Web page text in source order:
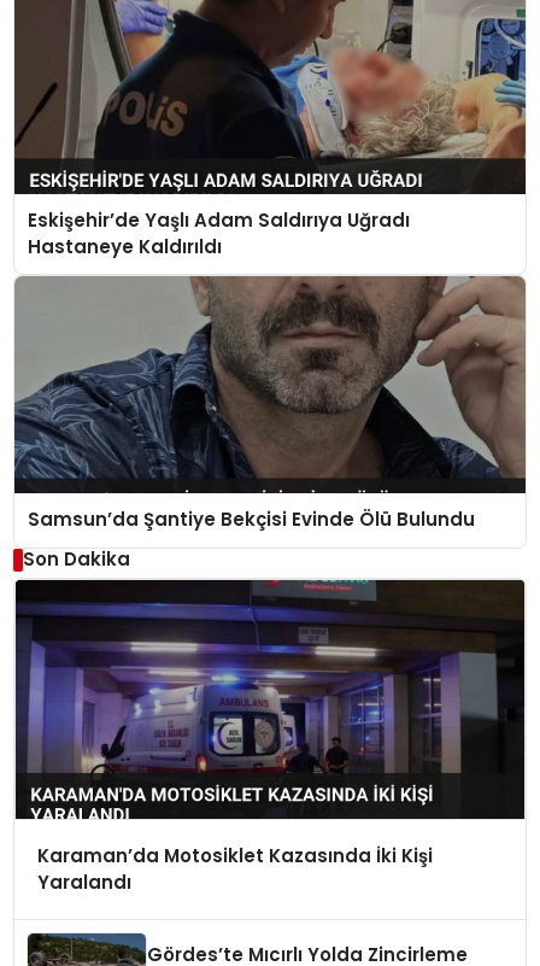
Eskişehir’de Yaşlı Adam Saldırıya Uğradı
Hastaneye Kaldırıldı
Samsun’da Şantiye Bekçisi Evinde Ölü Bulundu
Son Dakika
Karaman’da Motosiklet Kazasında İki Kişi
Yaralandı
Gördes’te Mıcırlı Yolda Zincirleme